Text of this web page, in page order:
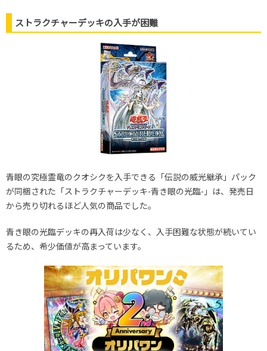
ストラクチャーデッキの入手が困難
青眼の究極霊竜のクオシクを入手できる「伝説の威光継承」パック
が同梱された「ストラクチャーデッキ-青き眼の光臨-」は、発売日
から売り切れるほど人気の商品でした。
青き眼の光臨デッキの再入荷は少なく、入手困難な状態が続いてい
るため、希少価値が高まっています。